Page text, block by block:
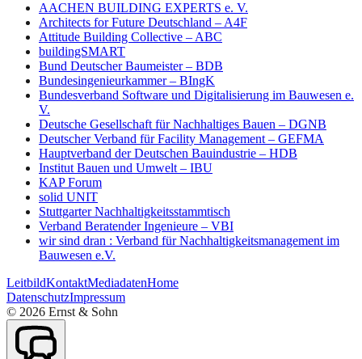
AACHEN BUILDING EXPERTS e. V.
Architects for Future Deutschland – A4F
Attitude Building Collective – ABC
buildingSMART
Bund Deutscher Baumeister – BDB
Bundesingenieurkammer – BIngK
Bundesverband Software und Digitalisierung im Bauwesen e.
V.
Deutsche Gesellschaft für Nachhaltiges Bauen – DGNB
Deutscher Verband für Facility Management – GEFMA
Hauptverband der Deutschen Bauindustrie – HDB
Institut Bauen und Umwelt – IBU
KAP Forum
solid UNIT
Stuttgarter Nachhaltigkeitsstammtisch
Verband Beratender Ingenieure – VBI
wir sind dran : Verband für Nachhaltigkeitsmanagement im
Bauwesen e.V.
LeitbildKontaktMediadatenHome
DatenschutzImpressum
© 2026 Ernst & Sohn